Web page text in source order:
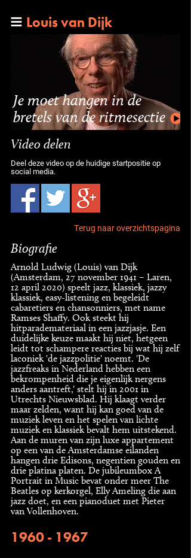
Louis van Dijk
Je moet hangen in de
bretels van de ritmesectie
Video delen
Deel deze video op de huidige startpositie op
social media.
Terug naar overzichtspagina
Biografie
Arnold Ludwig (Louis) van Dijk
(Amsterdam, 27 november 1941 – Laren,
12 april 2020) speelt jazz, klassiek, jazzy
klassiek, easy-listening en begeleidt
cabaretiers en chansonniers, met name
Ramses Shaffy. Ook steekt hij
hitparademateriaal in een jazzjasje. Een
duidelijke keuze maakt hij niet, hetgeen
leidt tot schampere reacties bij wat hij zelf
laconiek 'de jazzpolitie' noemt. 'De
jazzfreaks in Nederland hebben een
bekrompenheid die je eigenlijk nergens
anders aantreft,' stelt hij in 2001 in
Utrechts Nieuwsblad. Hij klaagt verder
maar zelden, want hij kan goed van de
muziek leven en het spelen van lichte
muziek en klassiek bevalt hem uitstekend.
Aan de muren van zijn luxe appartement
op een van de Amsterdamse eilanden
hangen drie Edisons, negentien gouden en
drie platina platen. De jubileumbox A
Portrait in Music bevat onder meer The
Beatles op kerkorgel, Elly Ameling die aan
jazz doet, en een pianoduet met Pieter
van Vollenhoven.
1960 - 1967